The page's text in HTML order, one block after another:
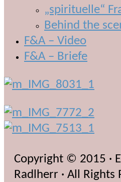
„spirituelle“
Behind the
F&A – Video
F&A – Briefe
Copyright © 2015 ·
Radlherr · All Rights